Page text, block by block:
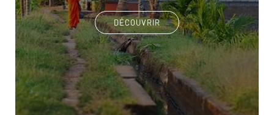
DÉCOUVRIR